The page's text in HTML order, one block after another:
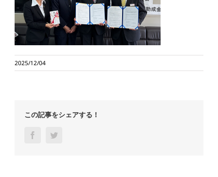
2025/12/04
この記事をシェアする！
Facebook